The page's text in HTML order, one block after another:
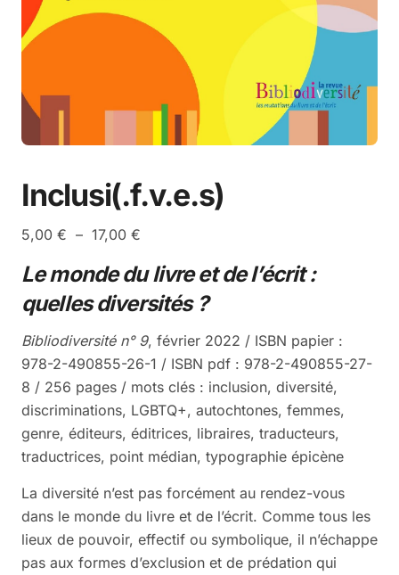
Inclusi(.f.v.e.s)
5,00 € – 17,00 €
prix :
5,00 €
17,00 €
Le monde du livre et de l’écrit :
quelles diversités ?
Bibliodiversité n° 9, février 2022 / ISBN papier :
978-2-490855-26-1 / ISBN pdf : 978-2-490855-27-
8 / 256 pages / mots clés : inclusion, diversité,
discriminations, LGBTQ+, autochtones, femmes,
genre, éditeurs, éditrices, libraires, traducteurs,
traductrices, point médian, typographie épicène
La diversité n’est pas forcément au rendez-vous
dans le monde du livre et de l’écrit. Comme tous les
lieux de pouvoir, effectif ou symbolique, il n’échappe
pas aux formes d’exclusion et de prédation qui